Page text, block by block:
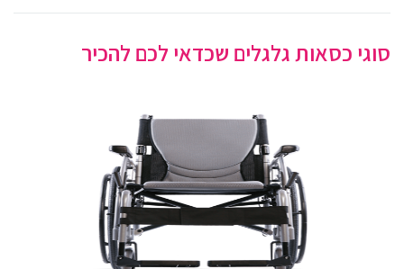
סוגי כסאות גלגלים שכדאי לכם להכיר